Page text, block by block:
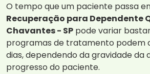
O tempo que um paciente passa
Recuperação para Dependente
Chavantes - SP pode variar
programas de tratamento podem
dias, dependendo da gravidade da
progresso do paciente.